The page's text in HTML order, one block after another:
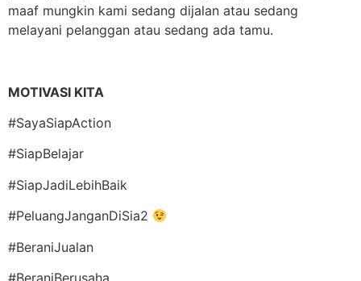
maaf mungkin kami sedang dijalan atau sedang
melayani pelanggan atau sedang ada tamu.
MOTIVASI KITA
#SayaSiapAction
#SiapBelajar
#SiapJadiLebihBaik
#PeluangJanganDiSia2
#BeraniJualan
#BeraniBerusaha